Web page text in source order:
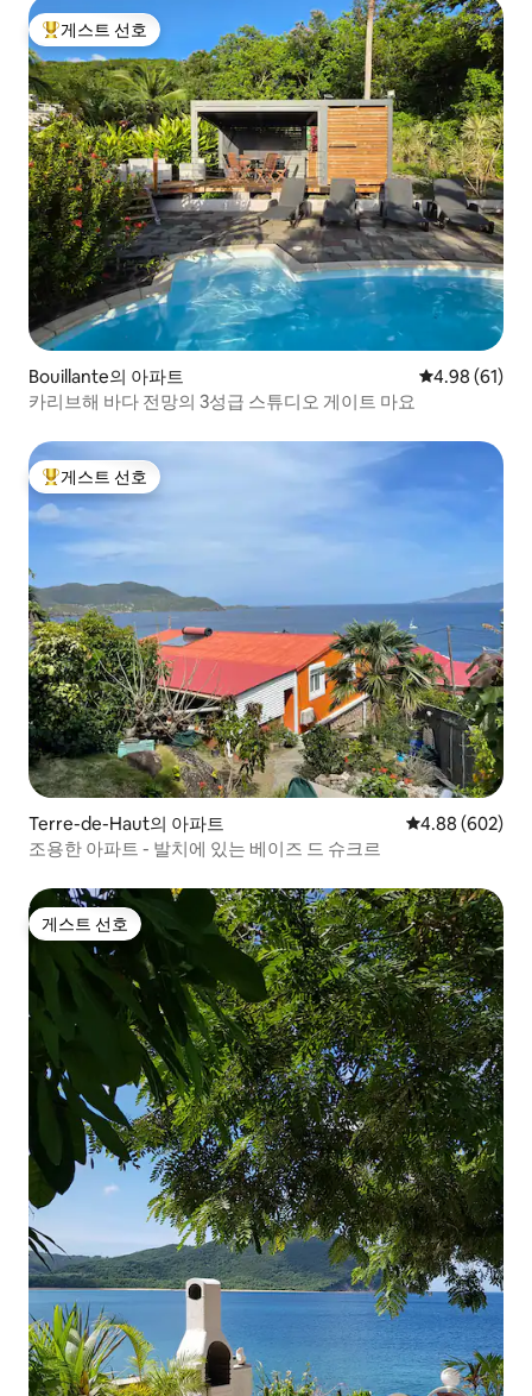
상위 게스트 선호
게스트 선호
Bouillante의 아파트 평점 4.98점(5
4.98 (61)
카리브해 바다 전망의 3성급 스튜디오 게이트 마요
상위 게스트 선호
게스트 선호
Terre-de-Haut의 아파트 평점 4.88점(5
4.88 (602)
조용한 아파트 - 발치에 있는 베이즈 드 슈크르
게스트 선호
게스트 선호